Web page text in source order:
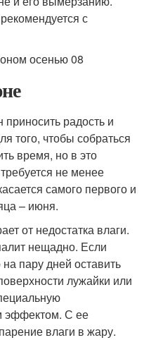
с
приносить радость и
того, чтобы собраться
время, но в это
не менее
самого первого и
– июня.
от недостатка влаги.
нещадно. Если
пару дней оставить
лужайки или
эффектом. С ее
влаги в жару.